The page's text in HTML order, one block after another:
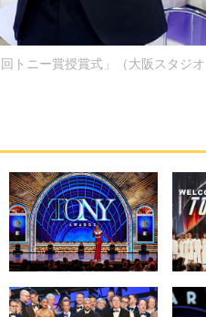
トニー賞授賞式」（大阪スタジ